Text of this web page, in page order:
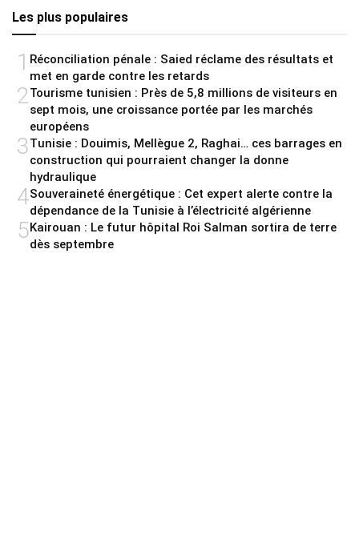
Les plus populaires
1 Réconciliation pénale : Saied réclame des résultats et
met en garde contre les retards
2Tourisme tunisien : Près de 5,8 millions de visiteurs en
sept mois, une croissance portée par les marchés
européens
3Tunisie : Douimis, Mellègue 2, Raghai… ces barrages en
construction qui pourraient changer la donne
hydraulique
4Souveraineté énergétique : Cet expert alerte contre la
dépendance de la Tunisie à l’électricité algérienne
5Kairouan : Le futur hôpital Roi Salman sortira de terre
dès septembre